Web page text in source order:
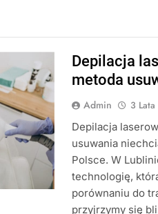
Depilacja
metoda
Admin 3
Depilacja
usuwania
Polsce. W
technologię,
porównaniu do
przyjrzymy się